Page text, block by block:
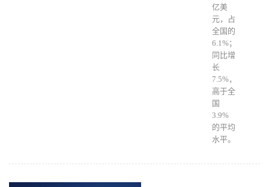
亿美
元，占
全国的
6.1%；
同比增
长
7.5%，
高于全
国
3.9%
的平均
水平。